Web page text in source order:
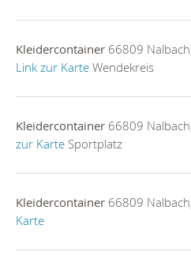
Kleidercontainer 66809
Link zur Karte Wendekreis
Kleidercontainer 66809
zur Karte Sportplatz
Kleidercontainer 66809
Karte